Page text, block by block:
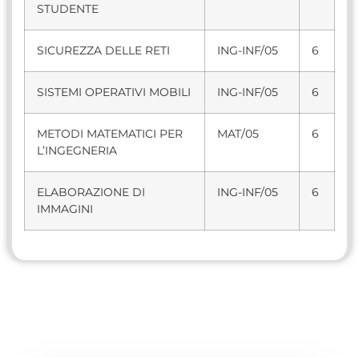
STUDENTE
SICUREZZA DELLE RETI ING-INF/05 6
SISTEMI OPERATIVI MOBILI ING-INF/05 6
METODI MATEMATICI PER
L’INGEGNERIA
MAT/05 6
ELABORAZIONE DI
IMMAGINI
ING-INF/05 6